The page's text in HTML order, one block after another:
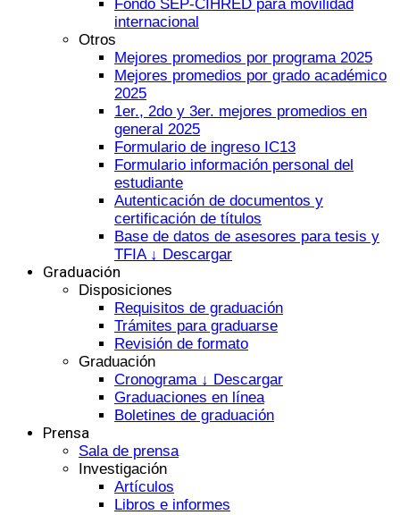
Fondo SEP-CIHRED para movilidad
internacional
Otros
Mejores promedios por programa 2025
Mejores promedios por grado académico
2025
1er., 2do y 3er. mejores promedios en
general 2025
Formulario de ingreso IC13
Formulario información personal del
estudiante
Autenticación de documentos y
certificación de títulos
Base de datos de asesores para tesis y
TFIA ↓ Descargar
Graduación
Disposiciones
Requisitos de graduación
Trámites para graduarse
Revisión de formato
Graduación
Cronograma ↓ Descargar
Graduaciones en línea
Boletines de graduación
Prensa
Sala de prensa
Investigación
Artículos
Libros e informes